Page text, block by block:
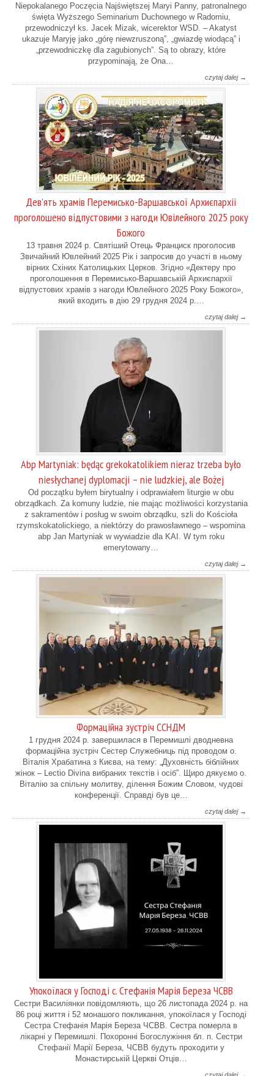
Niepokalanego Poczęcia Najświętszej Maryi Panny, patronalnego
święta Wyższego Seminarium Duchownego w Radomiu,
przewodniczył ks. Jacek Mizak, wicerektor WSD. – Akatyst
ukazuje Maryję jako „górę niewzruszoną”, „gwiazdę wiodącą” i
„przewodniczkę dla zagubionych”. Są to obrazy, które
przypominają, że Ona…
czytaj dalej →
Дев’ять храмів Перемисько-Варшавської Архиєпархії
проголошено відпустовими з нагоди Ювілейного 2025 року
Божого
13 травня 2024 р. Святіший Отець Франциск проголосив
Звичайний Ювлейний 2025 Рік і запросив до участі в ньому
вірних Схіних Католицьких Церков. Згідно «Дектеру про
проголошення в Перемисько-Варшавській Архиєпархії
відпустових храмів з нагоди Ювлейного 2025 Року Божого»,
який входить в дію 29 грудня 2024 р.…
czytaj dalej →
Abp Martyniak: będąc grekokatolikiem nieraz trzeba było
niesłychanej dyplomacji – nie ludzkiej, ale Bożej
Od początku byłem birytualny i odprawiałem liturgie w obu
obrządkach. Za komuny ludzie, nie mając możliwości korzystania
z sakramentów i posług w swoim obrządku, szli do Kościoła
rzymskokatolickiego, a niektórzy do prawosławnego – wspomina
abp Jan Martyniak w wywiadzie dla KAI. W tym roku
emerytowany…
czytaj dalej →
Формаційна зустріч ССНДМ
1 грудня 2024 р. завершилася в Перемишлі дводневна
формаційна зустріч Сестер Служебниць під проводом о.
Віталія Храбатина з Києва, на тему: „Духовність біблійних
жінок – Lectio Divina вибраних текстів і осіб”. Щиро дякуємо о.
Віталію за спільну молитву, ділення Божим Словом, чудові
конференції. Справді був це…
czytaj dalej →
Упокоїлася у Господі с. Стефанія Марія Береза ЧСВВ
Cестри Василіянки повідомляють, що 26 листопада 2024 р. на
86 році життя і 52 монашого покликання, упокоїлася у Господі
Сестра Стефанія Марія Береза ЧСВВ. Сестра померла в
лікарні у Перемишлі. Похоронні Богослужіння бл. п. Сестри
Стефанії Марії Береза, ЧСВВ будуть проходити у
Монастирській Церкві Отців…